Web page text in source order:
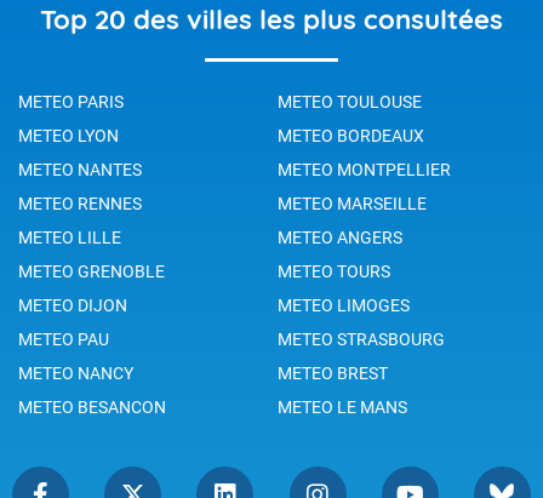
Top 20 des villes les plus consultées
METEO PARIS
METEO TOULOUSE
METEO LYON
METEO BORDEAUX
METEO NANTES
METEO MONTPELLIER
METEO RENNES
METEO MARSEILLE
METEO LILLE
METEO ANGERS
METEO GRENOBLE
METEO TOURS
METEO DIJON
METEO LIMOGES
METEO PAU
METEO STRASBOURG
METEO NANCY
METEO BREST
METEO BESANCON
METEO LE MANS